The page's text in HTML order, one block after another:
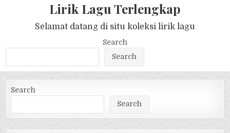
Lirik Lagu Terlengkap
Selamat datang di situ koleksi lirik lagu
Search
Search
Search
Search